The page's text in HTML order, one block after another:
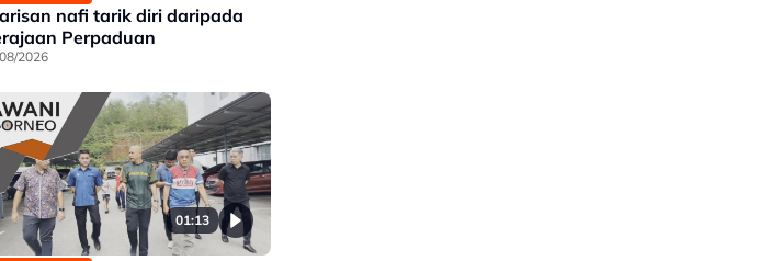
nafi tarik diri daripada
Perpaduan
2026
01:13